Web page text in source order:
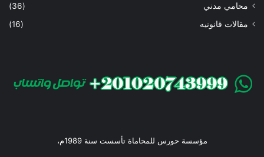
محامي مدني
(36)
مقالات قانونيه
(16)
مؤسسة حورس للمحاماة تأسست سنة 1989م،